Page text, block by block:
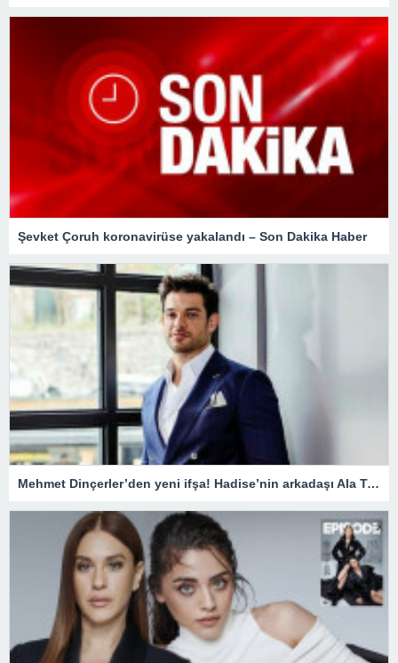
Şevket Çoruh koronavirüse yakalandı – Son Dakika Haber
Mehmet Dinçerler’den yeni ifşa! Hadise’nin arkadaşı Ala Tokel’e yürüdü…